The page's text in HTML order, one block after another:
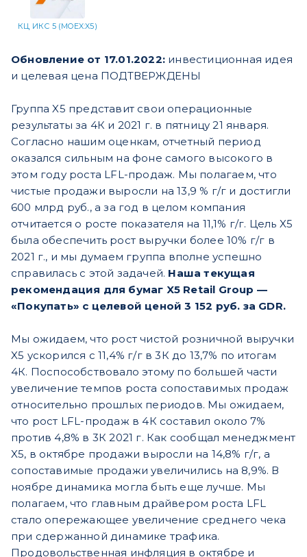
КЦ ИКС 5 (MOEX:X5)
Обновление от 17.01.2022: инвестиционная идея
и целевая цена ПОДТВЕРЖДЕНЫ
Группа X5 представит свои операционные
результаты за 4К и 2021 г. в пятницу 21 января.
Согласно нашим оценкам, отчетный период
оказался сильным на фоне самого высокого в
этом году роста LFL-продаж. Мы полагаем, что
чистые продажи выросли на 13,9 % г/г и достигли
600 млрд руб., а за год в целом компания
отчитается о росте показателя на 11,1% г/г. Цель X5
была обеспечить рост выручки более 10% г/г в
2021 г., и мы думаем группа вполне успешно
справилась с этой задачей. Наша текущая
рекомендация для бумаг X5 Retail Group —
«Покупать» с целевой ценой 3 152 руб. за GDR.
Мы ожидаем, что рост чистой розничной выручки
X5 ускорился с 11,4% г/г в 3К до 13,7% по итогам
4К. Поспособствовало этому по большей части
увеличение темпов роста сопоставимых продаж
относительно прошлых периодов. Мы ожидаем,
что рост LFL-продаж в 4К составил около 7%
против 4,8% в 3К 2021 г. Как сообщал менеджмент
X5, в октябре продажи выросли на 14,8% г/г, а
сопоставимые продажи увеличились на 8,9%. В
ноябре динамика могла быть еще лучше. Мы
полагаем, что главным драйвером роста LFL
стало опережающее увеличение среднего чека
при сдержанной динамике трафика.
Продовольственная инфляция в октябре и